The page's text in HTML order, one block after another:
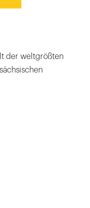
der weltgrößten